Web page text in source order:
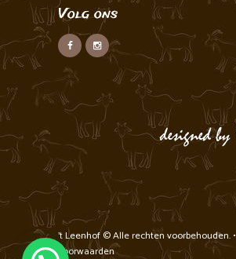
Volg ons
't Leenhof© Alle rechten voorbehouden. •
voorwaarden